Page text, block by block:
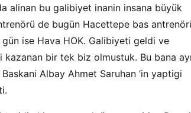
alinan bu galibiyet inanin insana büyük
de bugün Hacettepe bas
ise Hava HOK. Galibiyeti geldi ve
kazanan bir tek biz olmustuk. Bu bana
Albay Ahmet Saruhan ‘in yaptigi